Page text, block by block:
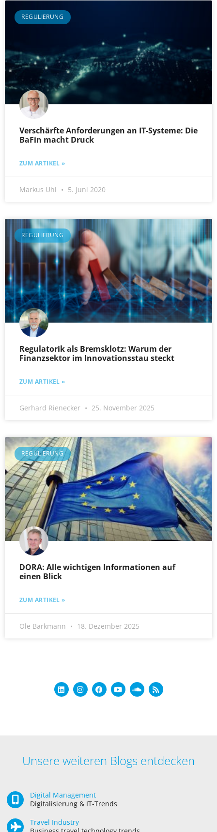
REGULIERUNG
Verschärfte Anforderungen an IT-Systeme: Die
BaFin macht Druck
ZUM ARTIKEL »
Markus Uhl 5. Juni 2020
REGULIERUNG
Regulatorik als Bremsklotz: Warum der
Finanzsektor im Innovationsstau steckt
ZUM ARTIKEL »
Gerhard Rienecker 25. November 2025
REGULIERUNG
DORA: Alle wichtigen Informationen auf
einen Blick
ZUM ARTIKEL »
Ole Barkmann 18. Dezember 2025
Unsere weiteren Blogs entdecken
Digital Management
Digitalisierung & IT-Trends
Travel Industry